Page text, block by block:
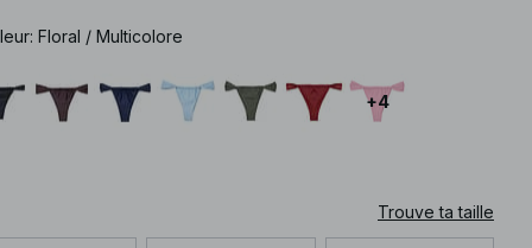
: Floral / Multicolore
+4
Trouve ta taille